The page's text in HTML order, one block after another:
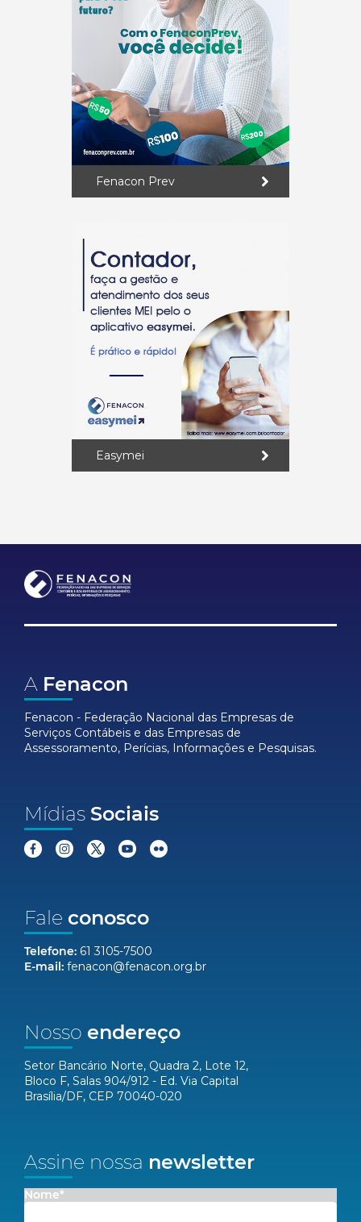
Fenacon Prev
Easymei
A Fenacon
Fenacon - Federação Nacional das Empresas de
Serviços Contábeis e das Empresas de
Assessoramento, Perícias, Informações e Pesquisas.
Mídias Sociais
Fale conosco
Telefone: 61 3105-7500
E-mail: fenacon@fenacon.org.br
Nosso endereço
Setor Bancário Norte, Quadra 2, Lote 12,
Bloco F, Salas 904/912 - Ed. Via Capital
Brasília/DF, CEP 70040-020
Assine nossa newsletter
Nome*